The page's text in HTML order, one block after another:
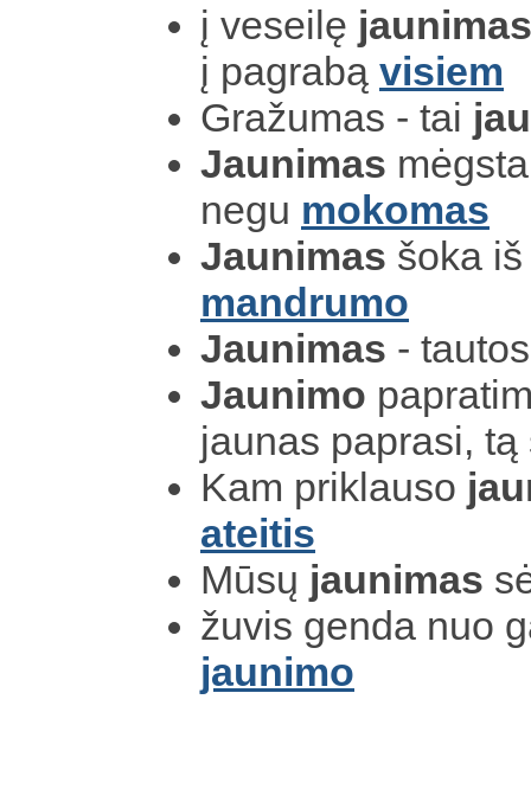
į veseilę
į pagrabą visiem
Gražumas - tai
Jaunimas
negu mokomas
Jaunimas šoka
mandrumo
Jaunimas -
Jaunimo
jaunas paprasi,
Kam priklauso
ateitis
Mūsų jaunimas
žuvis genda nuo
jaunimo